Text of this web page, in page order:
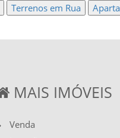
Terrenos em Rua
MAIS IMÓVEIS
Venda